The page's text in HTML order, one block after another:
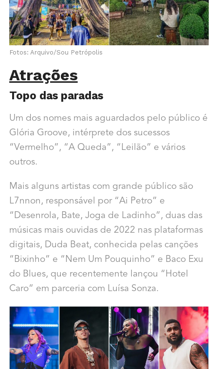
Fotos: Arquivo/Sou Petrópolis
Atrações
Topo das paradas
Um dos nomes mais aguardados pelo público é
Glória Groove, intérprete dos sucessos
“Vermelho”, “A Queda”, “Leilão” e vários
outros.
Mais alguns artistas com grande público são
L7nnon, responsável por “Ai Petro” e
“Desenrola, Bate, Joga de Ladinho”, duas das
músicas mais ouvidas de 2022 nas plataformas
digitais, Duda Beat, conhecida pelas canções
“Bixinho” e “Nem Um Pouquinho” e Baco Exu
do Blues, que recentemente lançou “Hotel
Caro” em parceria com Luísa Sonza.